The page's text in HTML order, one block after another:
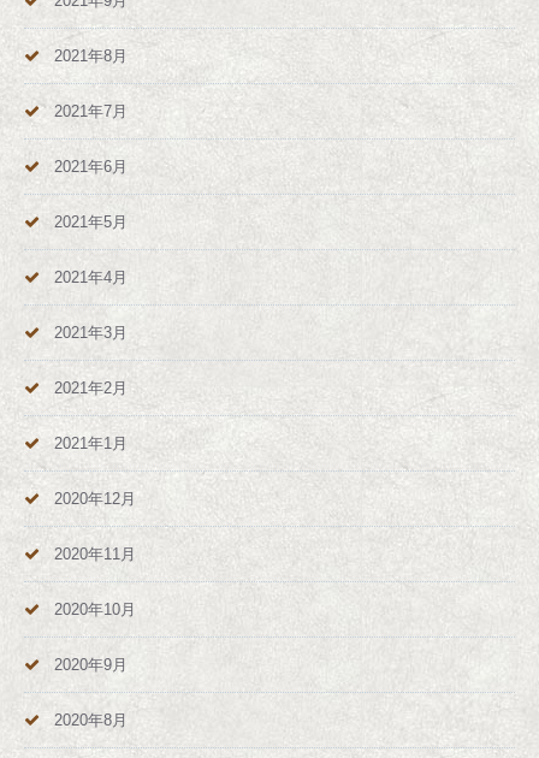
2021年8月
2021年7月
2021年6月
2021年5月
2021年4月
2021年3月
2021年2月
2021年1月
2020年12月
2020年11月
2020年10月
2020年9月
2020年8月